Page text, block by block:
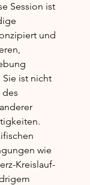
Session ist
und
Sie ist nicht
wie
Kreislauf-